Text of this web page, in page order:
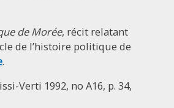
de Morée, récit relatant
de l’histoire politique de
.
Verti 1992, no A16, p. 34,